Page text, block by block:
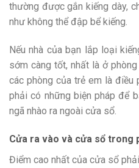
thường được gắn kiếng dày,
như không thể đập bể kiếng.
Nếu nhà của bạn lắp loại
sớm càng tốt, nhất là ở
các phòng của trẻ em là điều
phải có những biện pháp để
ngã nhào ra ngoài cửa sổ.
Cửa ra vào và cửa sổ trong
Điểm cao nhất của cửa sổ